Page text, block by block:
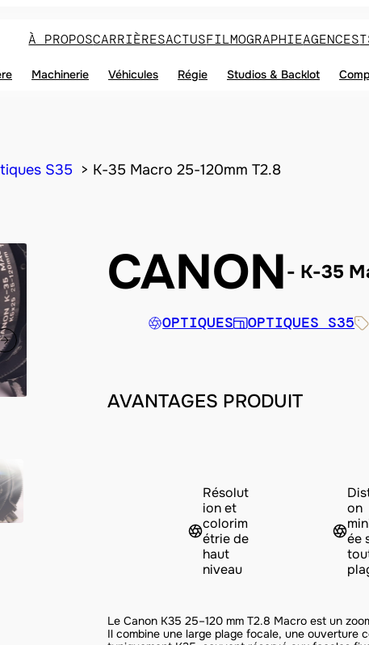
À PROPOSCARRIÈRESACTUSFILMOGRAPHIEAGENCES
Machinerie Véhicules Régie Studios & Backlot
S35 K-35 Macro 25-120mm T2.8
CANON K-35
OPTIQUES OPTIQUES S35
AVANTAGES PRODUIT
Résolut
ion et
colorim
étrie de
haut
niveau
on
ée
Le Canon K35 25–120 mm T2.8 Macro est un
Il combine une large plage focale, une ouverture